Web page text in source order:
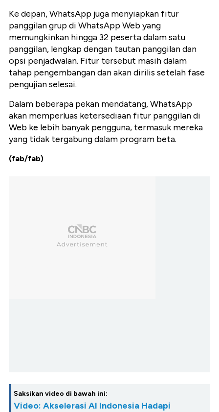
Ke depan, WhatsApp juga menyiapkan fitur
panggilan grup di WhatsApp Web yang
memungkinkan hingga 32 peserta dalam satu
panggilan, lengkap dengan tautan panggilan dan
opsi penjadwalan. Fitur tersebut masih dalam
tahap pengembangan dan akan dirilis setelah fase
pengujian selesai.
Dalam beberapa pekan mendatang, WhatsApp
akan memperluas ketersediaan fitur panggilan di
Web ke lebih banyak pengguna, termasuk mereka
yang tidak tergabung dalam program beta.
(fab/fab)
Saksikan video di bawah ini:
Video: Akselerasi AI Indonesia Hadapi